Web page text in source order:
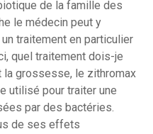
de la famille des
le médecin peut y
traitement en particulier
quel traitement dois-je
la grossesse, le zithromax
utilisé pour traiter une
par des bactéries.
de ses effets